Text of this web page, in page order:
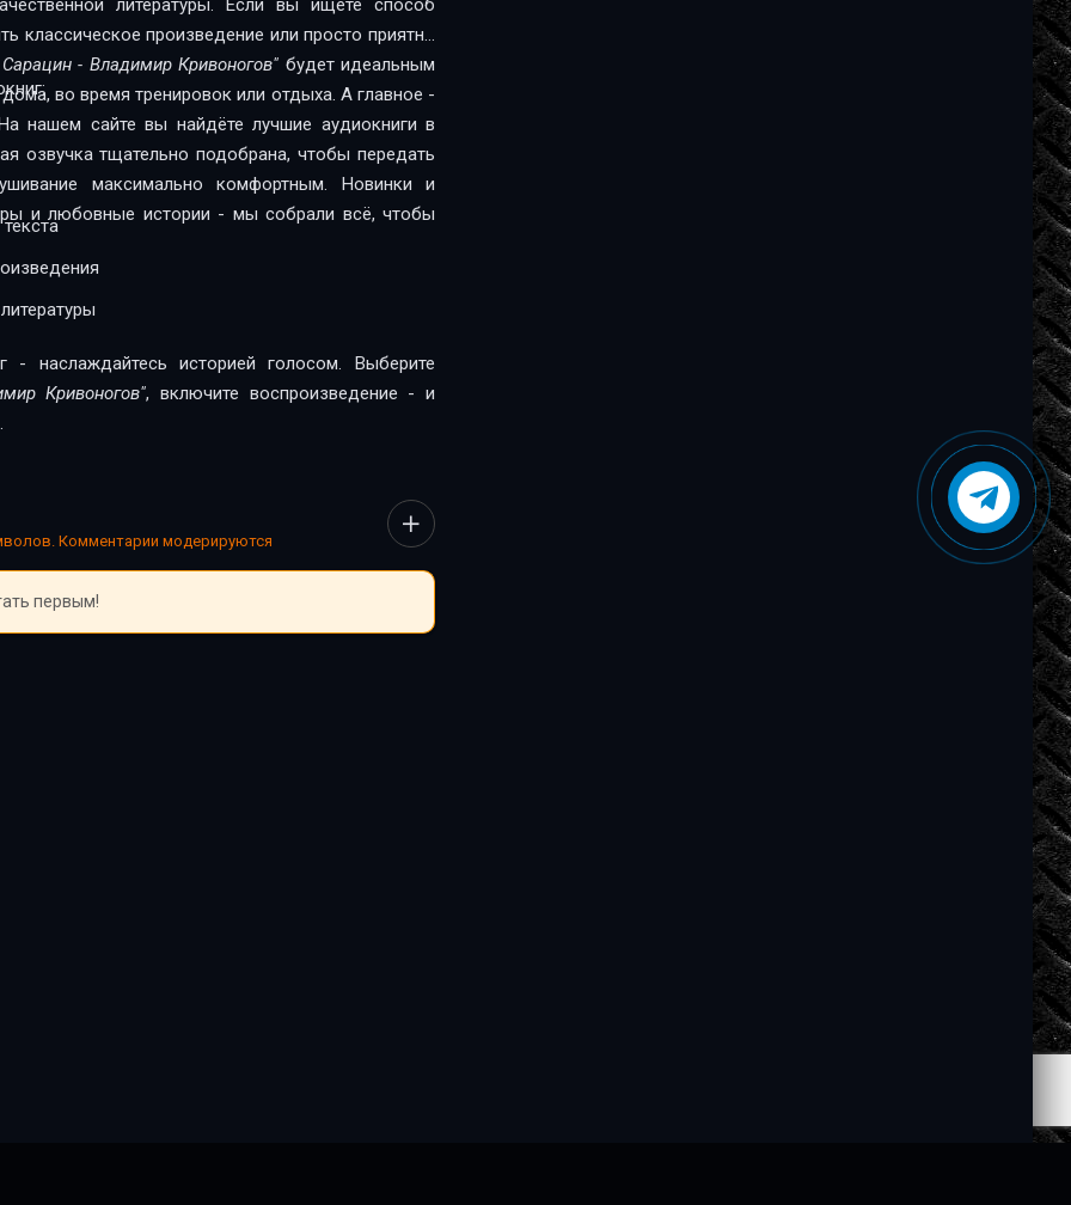
Если вы ищете способ
классическое произведение или просто приятно
- Владимир Кривоногов" будет идеальным
во время тренировок или отдыха. А главное -
нашем сайте вы найдёте лучшие аудиокниги в
озвучка тщательно подобрана, чтобы передать
максимально комфортным. Новинки и
и любовные истории - мы собрали всё, чтобы
- наслаждайтесь историей голосом. Выберите
Кривоногов", включите воспроизведение - и
Комментарии модерируются
первым!